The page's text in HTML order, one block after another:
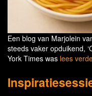
Een blog van Marjolein
steeds vaker opduikend,
York Times was lees